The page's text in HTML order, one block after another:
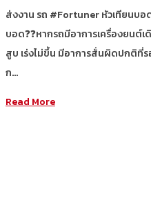
ส่งงาน รถ #Fortuner หัวเทียนบอด
บอด❓❓หากรถมีอาการเครื่องยนต์
สูบ เร่งไม่ขึ้น มีอาการสั่นผิดปกติที่
ก…
Read More